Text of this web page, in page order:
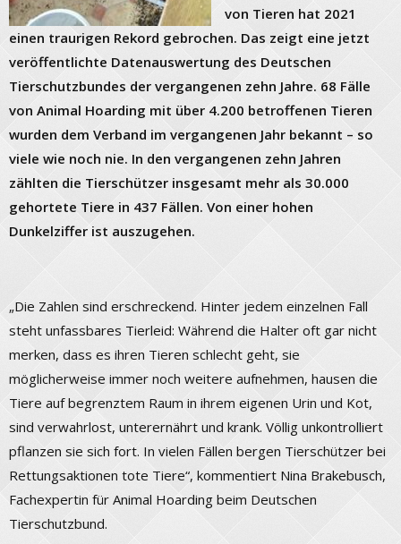
von Tieren hat 2021
einen traurigen Rekord gebrochen. Das zeigt eine jetzt
veröffentlichte Datenauswertung des Deutschen
Tierschutzbundes der vergangenen zehn Jahre. 68 Fälle
von Animal Hoarding mit über 4.200 betroffenen Tieren
wurden dem Verband im vergangenen Jahr bekannt – so
viele wie noch nie. In den vergangenen zehn Jahren
zählten die Tierschützer insgesamt mehr als 30.000
gehortete Tiere in 437 Fällen. Von einer hohen
Dunkelziffer ist auszugehen.
„Die Zahlen sind erschreckend. Hinter jedem einzelnen Fall
steht unfassbares Tierleid: Während die Halter oft gar nicht
merken, dass es ihren Tieren schlecht geht, sie
möglicherweise immer noch weitere aufnehmen, hausen die
Tiere auf begrenztem Raum in ihrem eigenen Urin und Kot,
sind verwahrlost, unterernährt und krank. Völlig unkontrolliert
pflanzen sie sich fort. In vielen Fällen bergen Tierschützer bei
Rettungsaktionen tote Tiere“, kommentiert Nina Brakebusch,
Fachexpertin für Animal Hoarding beim Deutschen
Tierschutzbund.